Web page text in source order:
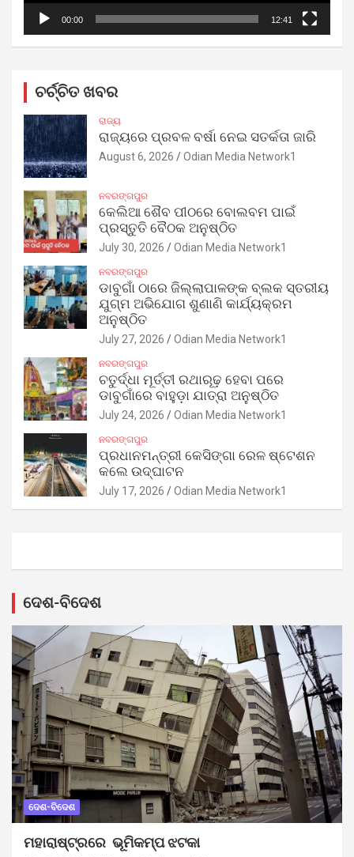
00:00 12:41
ଚର୍ଚ୍ଚିତ ଖବର
ରାଜ୍ୟ
ରାଜ୍ୟରେ ପ୍ରବଳ ବର୍ଷା ନେଇ ସତର୍କତା ଜାରି
August 6, 2026 Odian Media Network1
ନବରଙ୍ଗପୁର
କେଲିଆ ଶୈବ ପୀଠରେ ବୋଲବମ ପାଇଁ
ପ୍ରସ୍ତୁତି ବୈଠକ ଅନୁଷ୍ଠିତ
July 30, 2026 Odian Media Network1
ନବରଙ୍ଗପୁର
ଡାବୁଗାଁ ଠାରେ ଜିଲ୍ଲାପାଳଙ୍କ ବ୍ଲକ ସ୍ତରୀୟ
ଯୁଗ୍ମ ଅଭିଯୋଗ ଶୁଣାଣି କାର୍ଯ୍ୟକ୍ରମ
ଅନୁଷ୍ଠିତ
July 27, 2026 Odian Media Network1
ନବରଙ୍ଗପୁର
ଚତୁର୍ଦ୍ଧା ମୂର୍ତ୍ତୀ ରଥାରୂଢ଼ ହେବା ପରେ
ଡାବୁଗାଁରେ ବାହୁଡ଼ା ଯାତ୍ରା ଅନୁଷ୍ଠିତ
July 24, 2026 Odian Media Network1
ନବରଙ୍ଗପୁର
ପ୍ରଧାନମନ୍ତ୍ରୀ କେସିଙ୍ଗା ରେଳ ଷ୍ଟେଶନ
କଲେ ଉଦ୍‌ଘାଟନ
July 17, 2026 Odian Media Network1
ଦେଶ-ବିଦେଶ
ଦେଶ-ବିଦେଶ
ମହାରାଷ୍ଟ୍ରରେ ଭୂମିକମ୍ପ ଝଟକା